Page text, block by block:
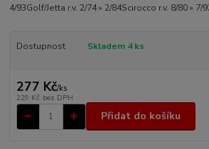
4/93Golf/Jetta r.v. 2/74 » 2/84Scirocco r.v. 8/80 » 7/
Dostupnost Skladem 4 ks
277 Kč/ks
229 Kč bez DPH
Přidat do košíku